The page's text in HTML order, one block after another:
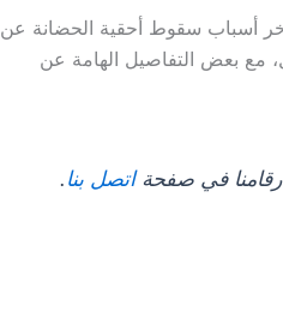
أسباب سقوط أحقية الحضانة عن
بعض التفاصيل الهامة عن
في صفحةاتصل بنا.